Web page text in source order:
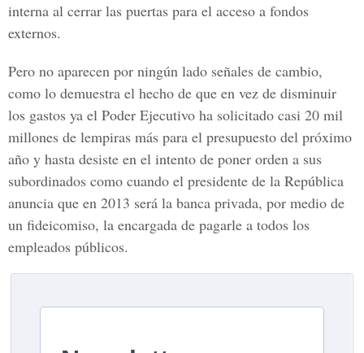
interna al cerrar las puertas para el acceso a fondos
externos.
Pero no aparecen por ningún lado señales de cambio,
como lo demuestra el hecho de que en vez de disminuir
los gastos ya el Poder Ejecutivo ha solicitado casi 20 mil
millones de lempiras más para el presupuesto del próximo
año y hasta desiste en el intento de poner orden a sus
subordinados como cuando el presidente de la República
anuncia que en 2013 será la banca privada, por medio de
un fideicomiso, la encargada de pagarle a todos los
empleados públicos.